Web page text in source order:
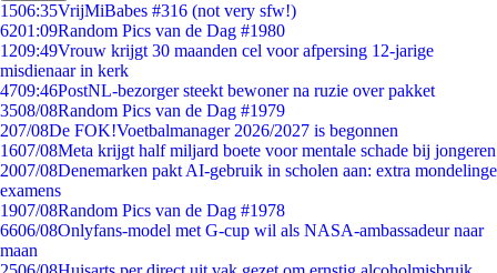
1506:35VrijMiBabes #316 (not very sfw!)
6201:09Random Pics van de Dag #1980
1209:49Vrouw krijgt 30 maanden cel voor afpersing 12-jarige
misdienaar in kerk
4709:46PostNL-bezorger steekt bewoner na ruzie over pakket
3508/08Random Pics van de Dag #1979
207/08De FOK!Voetbalmanager 2026/2027 is begonnen
1607/08Meta krijgt half miljard boete voor mentale schade bij jongeren
2007/08Denemarken pakt AI-gebruik in scholen aan: extra mondelinge
examens
1907/08Random Pics van de Dag #1978
6606/08Onlyfans-model met G-cup wil als NASA-ambassadeur naar
maan